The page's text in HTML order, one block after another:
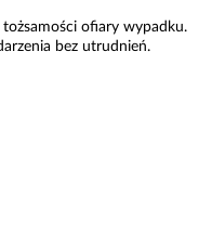
ofiary wypadku.
bez utrudnień.